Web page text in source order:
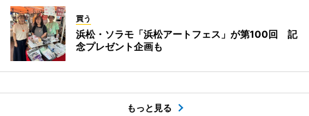
買う
浜松・ソラモ「浜松アートフェス」が第100回 記
念プレゼント企画も
もっと見る